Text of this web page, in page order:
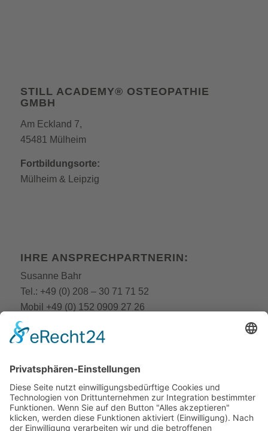
STILL ACADEMY® OSTEOPATHIE
GMBH
Am Eckland 7,
45481 Mülheim
Fortbildungsorte:
Mülheim & Leipzig
IHRE ANSPRECHPARTNERIN:
Susanne Bahr
Tel.: +49 (0) 208 – 30 71 71 52
Mobil +49 (0) 152 0909 27 26
E-Mail:
E-Mail:bahr @still-academy.de